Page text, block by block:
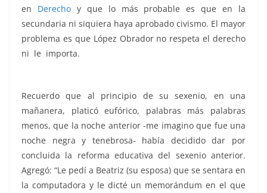
en Derechoy que lo más probable es que en la
secundaria ni siquiera haya aprobado civismo. El mayor
problema es que López Obrador no respeta el derecho
ni le importa.
Recuerdo que al principio de su sexenio, en una
mañanera, platicó eufórico, palabras más palabras
menos, que la noche anterior -me imagino que fue una
noche negra y tenebrosa- había decidido dar por
concluida la reforma educativa del sexenio anterior.
Agregó: “Le pedí a Beatriz (su esposa) que se sentara en
la computadora y le dicté un memorándum en el que